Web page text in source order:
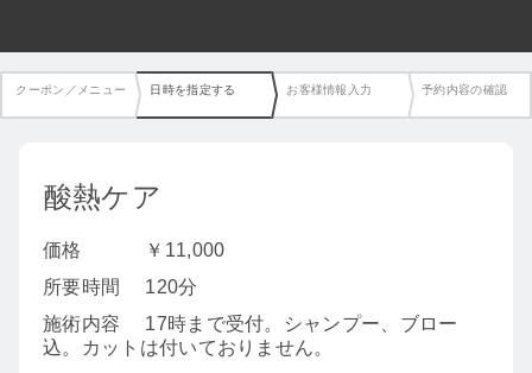
クーポン／メニュー 日時を指定する お客様情報入力 予約内容の確認
酸熱ケア
価格
￥11,000
所要時間
120分
施術内容
17時まで受付。シャンプー、ブロー
込。カットは付いておりません。